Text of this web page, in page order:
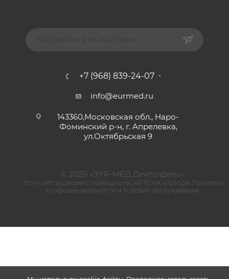
+7 (968) 839-24-07
info@eurmed.ru
143360,Московская обл., Наро-
Фоминский р-н, г. Апрелевка,
ул.Октябрьская 9
© 2026 «ЭУР-МЕД Денталдепо»
Этот сайт защищен с помощью reCAPTCHA и Google Политика
конфиденциальности и Условия обслуживания